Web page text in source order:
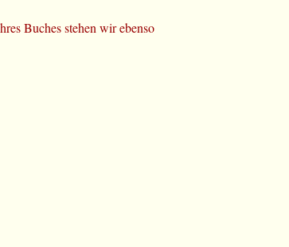
Buches stehen wir ebenso